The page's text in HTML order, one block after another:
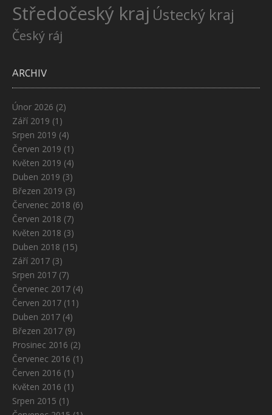
Středočeský kraj Ústecký kraj
Český ráj
ARCHIV
Únor 2026 (2)
Září 2019 (1)
Srpen 2019 (4)
Červen 2019 (1)
Květen 2019 (4)
Duben 2019 (3)
Březen 2019 (3)
Červenec 2018 (6)
Červen 2018 (7)
Květen 2018 (3)
Duben 2018 (15)
Září 2017 (3)
Srpen 2017 (7)
Červenec 2017 (4)
Červen 2017 (11)
Duben 2017 (4)
Březen 2017 (9)
Prosinec 2016 (2)
Červenec 2016 (1)
Červen 2016 (1)
Květen 2016 (1)
Srpen 2015 (1)